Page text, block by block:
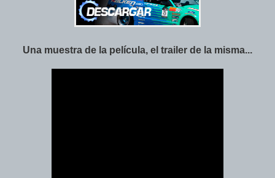
Una muestra de la película, el trailer de la misma...